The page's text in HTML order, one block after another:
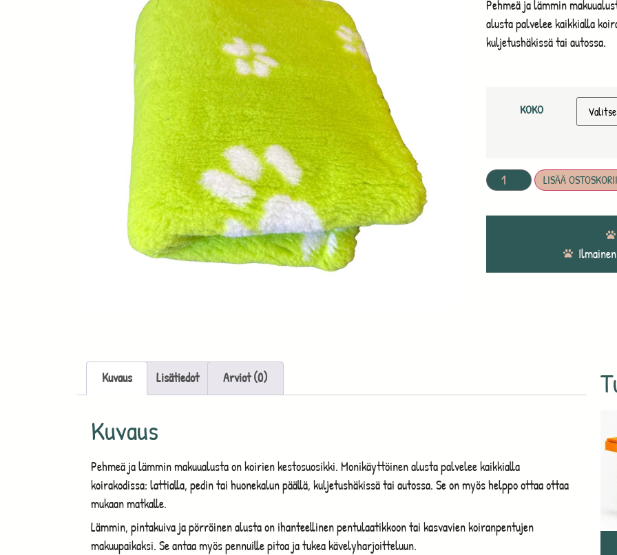
Pehmeä ja lämmin
alusta palvelee kaikkialla
kuljetushäkissä tai autossa.
KOKO
LISÄÄ
Kuvaus Lisätiedot Arviot (0)
Kuvaus
Pehmeä ja lämmin makuualusta on koirien kestosuosikki. Monikäyttöinen alusta palvelee kaikkialla
koirakodissa: lattialla, pedin tai huonekalun päällä, kuljetushäkissä tai autossa. Se on myös helppo ottaa ottaa
mukaan matkalle.
Lämmin, pintakuiva ja pörröinen alusta on ihanteellinen pentulaatikkoon tai kasvavien koiranpentujen
makuupaikaksi. Se antaa myös pennuille pitoa ja tukea kävelyharjoitteluun.